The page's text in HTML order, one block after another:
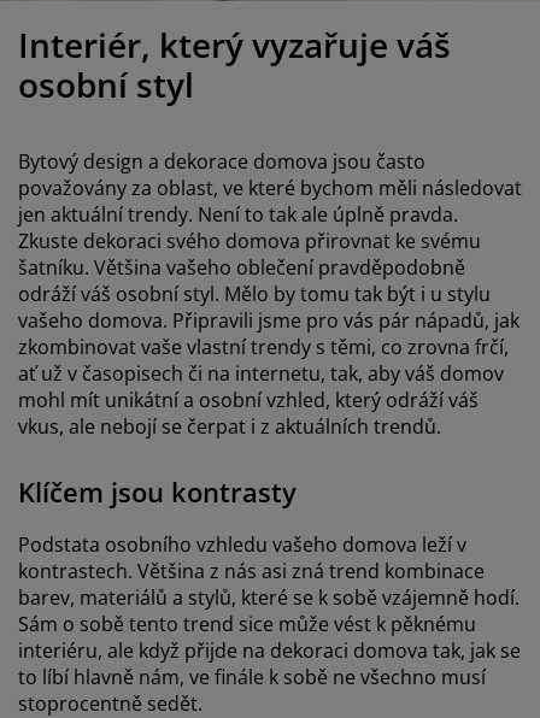
skříněrámy s úložným prostorem
matrace
postele
o nábytek/doplňky
osvětlení
mazlíčky
Interiér, který vyzařuje váš
osobní styl
Bytový design a dekorace domova jsou často
považovány za oblast, ve které bychom měli následovat
jen aktuální trendy. Není to tak ale úplně pravda.
Zkuste dekoraci svého domova přirovnat ke svému
šatníku. Většina vašeho oblečení pravděpodobně
odráží váš osobní styl. Mělo by tomu tak být i u stylu
vašeho domova. Připravili jsme pro vás pár nápadů, jak
zkombinovat vaše vlastní trendy s těmi, co zrovna frčí,
ať už v časopisech či na internetu, tak, aby váš domov
mohl mít unikátní a osobní vzhled, který odráží váš
vkus, ale nebojí se čerpat i z aktuálních trendů.
Klíčem jsou kontrasty
Podstata osobního vzhledu vašeho domova leží v
kontrastech. Většina z nás asi zná trend kombinace
barev, materiálů a stylů, které se k sobě vzájemně hodí.
Sám o sobě tento trend sice může vést k pěknému
interiéru, ale když přijde na dekoraci domova tak, jak se
to líbí hlavně nám, ve finále k sobě ne všechno musí
stoprocentně sedět.